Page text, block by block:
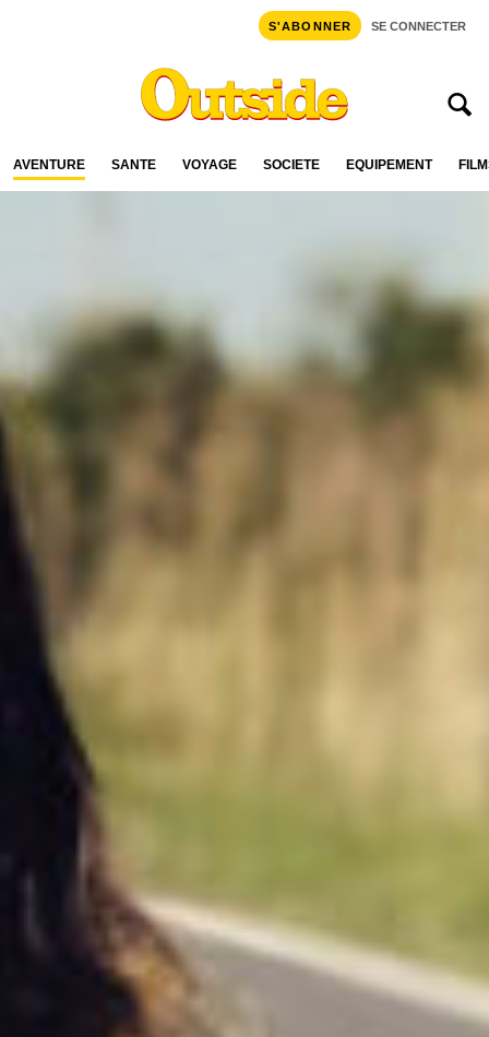
S'ABONNER SE CONNECTER
AVENTURE SANTÉ VOYAGE SOCIÉTÉ ÉQUIPEMENT